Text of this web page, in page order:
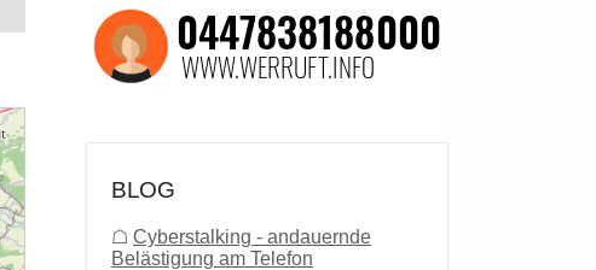
BLOG
☖ Cyberstalking - andauernde
Belästigung am Telefon